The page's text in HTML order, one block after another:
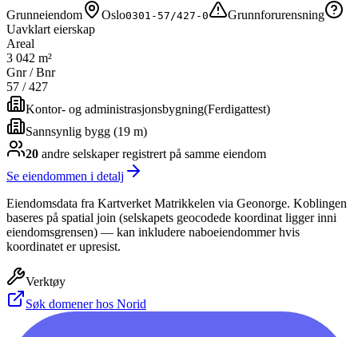
Grunneiendom
Oslo0301-57/427-0
Grunnforurensning
Uavklart eierskap
Areal
3 042 m²
Gnr / Bnr
57 /427
Kontor- og administrasjonsbygning(Ferdigattest)
Sannsynlig bygg (19 m)
20 andre selskaperregistrert på samme eiendom
Se eiendommen i detalj
Eiendomsdata fra Kartverket Matrikkelen via Geonorge. Koblingen
baseres på spatial join (selskapets geocodede koordinat ligger inni
eiendomsgrensen) — kan inkludere naboeiendommer hvis
koordinatet er upresist.
Verktøy
Søk domener hos Norid